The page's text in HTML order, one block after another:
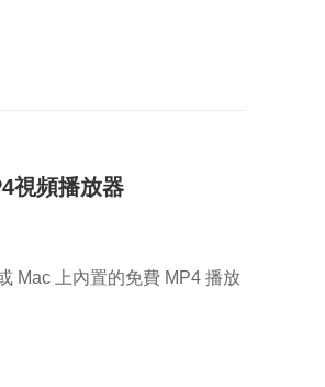
視頻播放器
Mac 上內置的免費 MP4 播放